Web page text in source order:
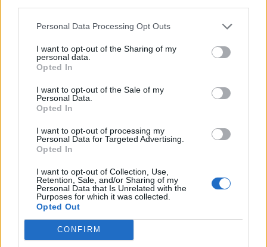
Personal Data Processing Opt Outs
I want to opt-out of the Sharing of my
personal data.
Opted In
I want to opt-out of the Sale of my
Personal Data.
Opted In
I want to opt-out of processing my
Personal Data for Targeted Advertising.
Opted In
I want to opt-out of Collection, Use,
Retention, Sale, and/or Sharing of my
Personal Data that Is Unrelated with the
Purposes for which it was collected.
Opted Out
CONFIRM
Brisbane (Australie), a déclaré au magazine Today Tonight
qu’il y a tellement peu de sources d’informations tangibles
scientifique, qu’il a été contraint d’avoir recours au moteur
de recherche Google afin de pouvoir recueillir des
informations sur ce phénomène rarissime.
Une publication sur le Daily Mail a également expliqué la
rareté de ce syndrome.
N’étant pas conçues au même moment, les deux petites